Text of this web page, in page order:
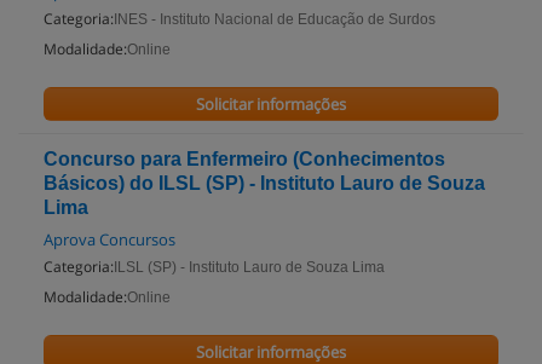
Categoria: INES - Instituto Nacional de Educação de Surdos
Modalidade:Online
Solicitar informações
Concurso para Enfermeiro (Conhecimentos
Básicos) do ILSL (SP) - Instituto Lauro de Souza
Lima
Aprova Concursos
Categoria: ILSL (SP) - Instituto Lauro de Souza Lima
Modalidade:Online
Solicitar informações